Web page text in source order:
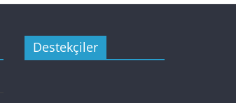
Destekçiler